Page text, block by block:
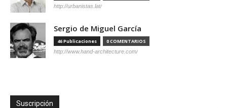
http://urbanistas.lat/
Sergio de Miguel García
46 Publicaciones 0 COMENTARIOS
http://www.hand-architecture.com/
Suscripción